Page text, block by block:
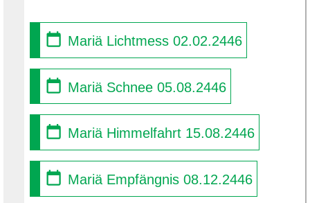
Mariä Lichtmess 02.02.2446
Mariä Schnee 05.08.2446
Mariä Himmelfahrt 15.08.2446
Mariä Empfängnis 08.12.2446